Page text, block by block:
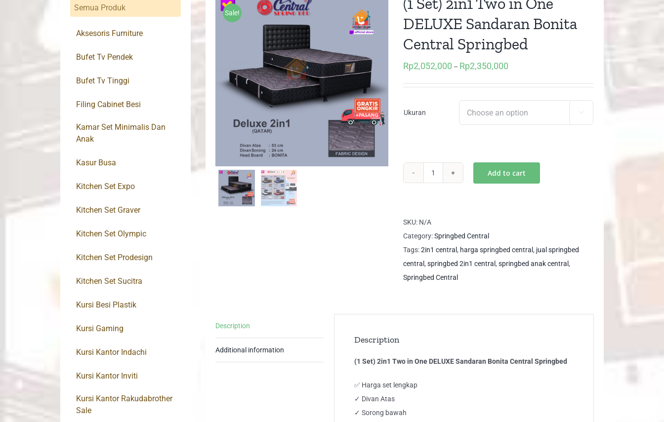
Sale!
DELUXE Sandaran Bonita
Central Springbed
Rp2,052,000 – Rp2,350,000
Ukuran 
in
One
DELUXE
Sandaran
Springbed
Add to cart
SKU: N/A
Category:Springbed Central
Tags:2in1 central , harga springbed central , jual springbed
central , springbed 2in1 central , springbed anak central ,
Springbed Central
Description
Additional information
Description
(1 Set) 2in1 Two in One DELUXE Sandaran Bonita Central Springbed
✅ Harga set lengkap
✓ Divan Atas
✓ Sorong bawah
Semua Produk
Aksesoris Furniture
Bufet Tv Pendek
Bufet Tv Tinggi
Filing Cabinet Besi
Kamar Set Minimalis Dan
Anak
Kasur Busa
Kitchen Set Expo
Kitchen Set Graver
Kitchen Set Olympic
Kitchen Set Prodesign
Kitchen Set Sucitra
Kursi Besi Plastik
Kursi Gaming
Kursi Kantor Indachi
Kursi Kantor Inviti
Kursi Kantor Rakudabrother
Sale